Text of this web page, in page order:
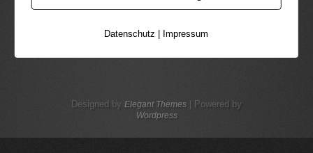
Designed by Elegant Themes | Powered by
Wordpress
Datenschutz Impressum